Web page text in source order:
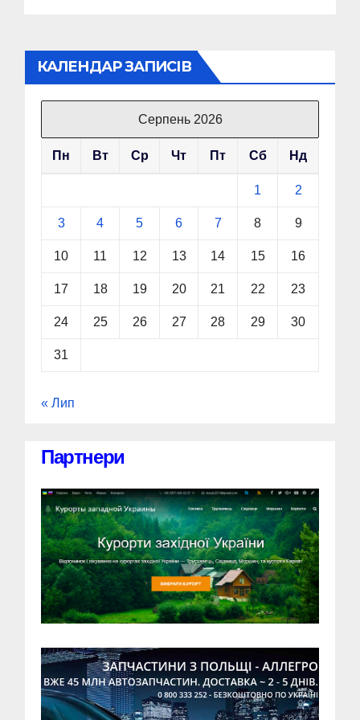
КАЛЕНДАР ЗАПИСІВ
Серпень 2026
Пн Вт Ср Чт Пт Сб Нд
1 2
3 4 5 6 7 8 9
10 11 12 13 14 15 16
17 18 19 20 21 22 23
24 25 26 27 28 29 30
31
« Лип
Партнери